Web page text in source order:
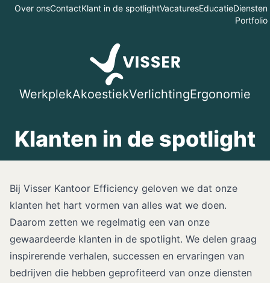
Over onsContactKlant in de spotlightVacaturesEducatieDiensten
Portfolio
WerkplekAkoestiekVerlichtingErgonomie
Klanten in de spotlight
Bij Visser Kantoor Efficiency geloven we dat onze
klanten het hart vormen van alles wat we doen.
Daarom zetten we regelmatig een van onze
gewaardeerde klanten in de spotlight. We delen graag
inspirerende verhalen, successen en ervaringen van
bedrijven die hebben geprofiteerd van onze diensten